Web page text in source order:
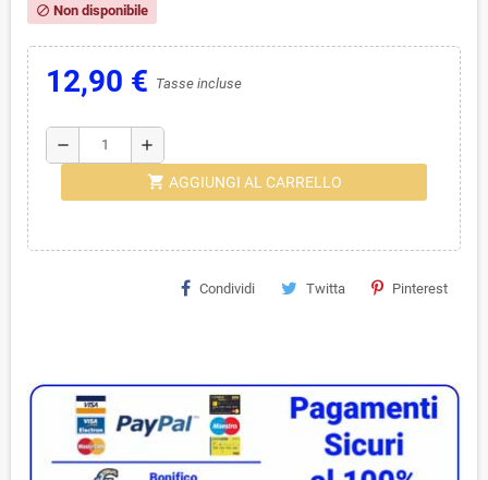
block Non disponibile
12,90 € Tasse incluse
remove add
shopping_cart AGGIUNGI AL CARRELLO
Condividi Twitta Pinterest